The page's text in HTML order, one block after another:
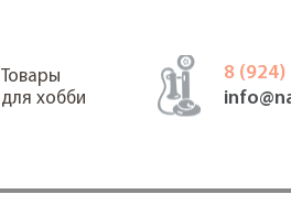
Товары
для хобби
8 (924)